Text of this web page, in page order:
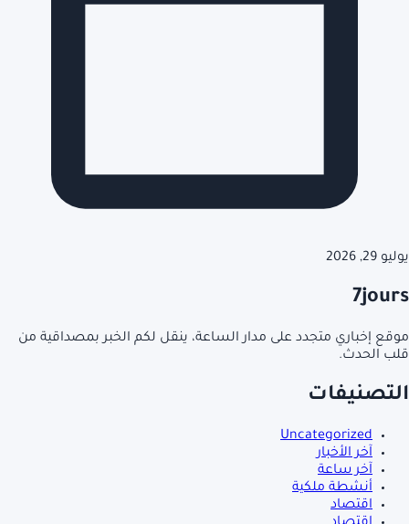
يوليو 29, 2026
7jours
موقع إخباري متجدد على مدار الساعة، ينقل لكم الخبر بمصداقية من
قلب الحدث.
التصنيفات
Uncategorized
آخر الأخبار
آخر ساعة
أنشطة ملكية
اقتصاد